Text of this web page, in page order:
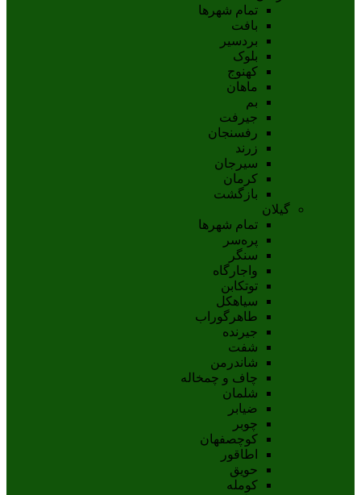
تمام شهر‌ها
بافت
بردسیر
بلوک
کهنوج
ماهان
بم
جيرفت
رفسنجان
زرند
سيرجان
کرمان
بازگشت
گیلان
تمام شهر‌ها
پره‌سر
سنگر
واجارگاه
توتکابن
سیاهکل
طاهرگوراب
جیرنده
شفت
شاندرمن
چاف و چمخاله
شلمان
ضیابر
چوبر
کوچصفهان
اطاقور
حویق
کومله